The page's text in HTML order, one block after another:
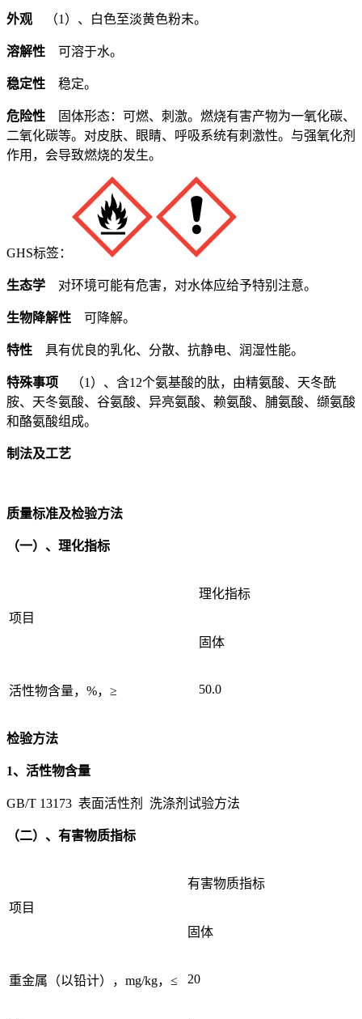
外观 （1）、白色至淡黄色粉末。
溶解性 可溶于水。
稳定性 稳定。
危险性
固体形态：可燃、刺激。燃烧有害产物为一氧化碳、
二氧化碳等。对皮肤、眼睛、呼吸系统有刺激性。与强氧化剂
作用，会导致燃烧的发生。
GHS标签：
生态学 对环境可能有危害，对水体应给予特别注意。
生物降解性 可降解。
特性 具有优良的乳化、分散、抗静电、润湿性能。
特殊事项
（1）、含12个氨基酸的肽，由精氨酸、天冬酰
胺、天冬氨酸、谷氨酸、异亮氨酸、赖氨酸、脯氨酸、缬氨酸
和酪氨酸组成。
制法及工艺
质量标准及检验方法
（一）、理化指标
项目
理化指标
固体
活性物含量，%，≥ 50.0
检验方法
1、活性物含量
GB/T 13173 表面活性剂 洗涤剂试验方法
（二）、有害物质指标
项目
有害物质指标
固体
重金属（以铅计），mg/kg，≤ 20